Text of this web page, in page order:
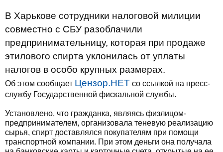
В Харькове сотрудники налоговой милиции
совместно с СБУ разоблачили
предпринимательницу, которая при продаже
этилового спирта уклонилась от уплаты
налогов в особо крупных размерах.
Об этом сообщает Цензор.НЕТ со ссылкой на пресс-
службу Государственной фискальной службы.
Установлено, что гражданка, являясь физлицом-
предпринимателем, организовала теневую реализацию
сырья, спирт доставлялся покупателям при помощи
транспортной компании. При этом деньги она получала